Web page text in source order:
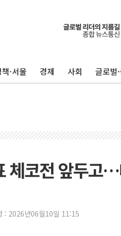
·서울 경제 사회 글로벌
체코전 앞두고
: 2026년06월10일 11:15